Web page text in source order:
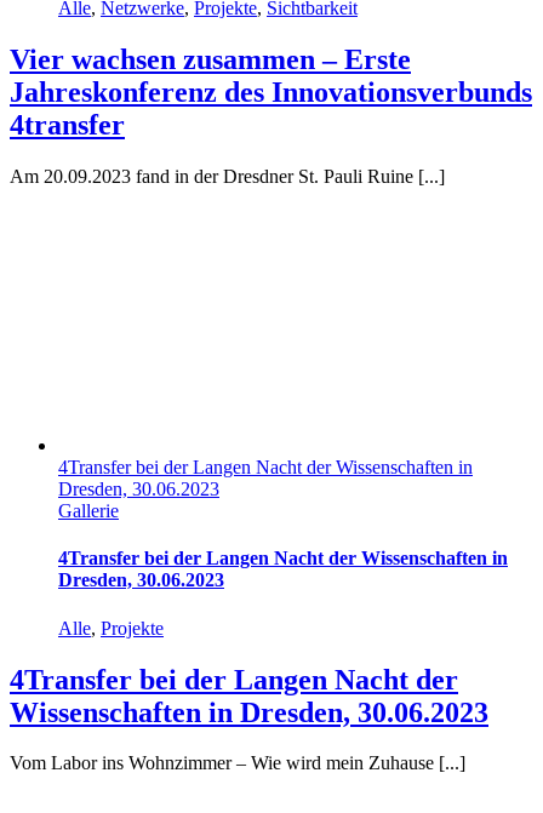
Alle, Netzwerke, Projekte, Sichtbarkeit
Vier wachsen zusammen – Erste
Jahreskonferenz des Innovationsverbunds
4transfer
Am 20.09.2023 fand in der Dresdner St. Pauli Ruine [...]
4Transfer bei der Langen Nacht der Wissenschaften in
Dresden, 30.06.2023
Gallerie
4Transfer bei der Langen Nacht der Wissenschaften in
Dresden, 30.06.2023
Alle, Projekte
4Transfer bei der Langen Nacht der
Wissenschaften in Dresden, 30.06.2023
Vom Labor ins Wohnzimmer – Wie wird mein Zuhause [...]